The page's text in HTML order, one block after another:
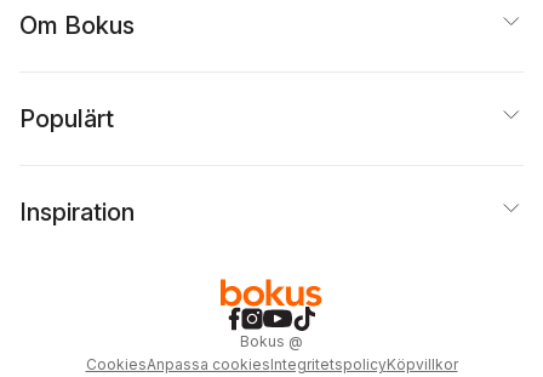
Om Bokus
Populärt
Inspiration
Bokus @
CookiesAnpassa cookiesIntegritetspolicyKöpvillkor